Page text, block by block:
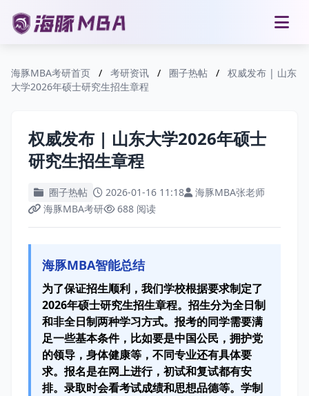
海豚MBA考研首页 / 考研资讯 / 圈子热帖 /
权威发布 | 山东
大学2026年硕士研究生招生章程
权威发布 | 山东大学2026年硕士
研究生招生章程
圈子热帖 2026-01-16 11:18
海豚MBA张老师
海豚MBA考研
688 阅读
海豚MBA智能总结
为了保证招生顺利，我们学校根据要求制定了
2026年硕士研究生招生章程。招生分为全日制
和非全日制两种学习方式。报考的同学需要满
足一些基本条件，比如要是中国公民，拥护党
的领导，身体健康等，不同专业还有具体要
求。报名是在网上进行，初试和复试都有安
排。录取时会看考试成绩和思想品德等。学制